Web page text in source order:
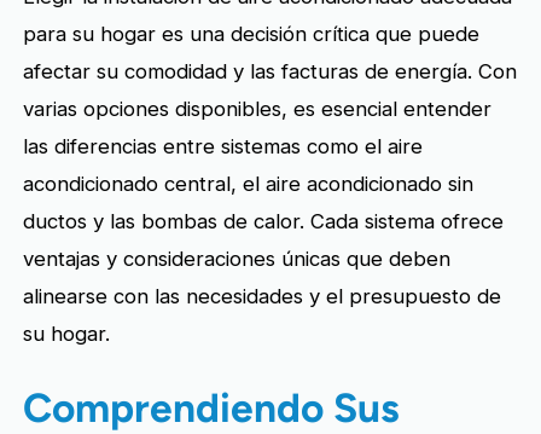
para su hogar es una decisión crítica que puede
afectar su comodidad y las facturas de energía. Con
varias opciones disponibles, es esencial entender
las diferencias entre sistemas como el aire
acondicionado central, el aire acondicionado sin
ductos y las bombas de calor. Cada sistema ofrece
ventajas y consideraciones únicas que deben
alinearse con las necesidades y el presupuesto de
su hogar.
Comprendiendo Sus